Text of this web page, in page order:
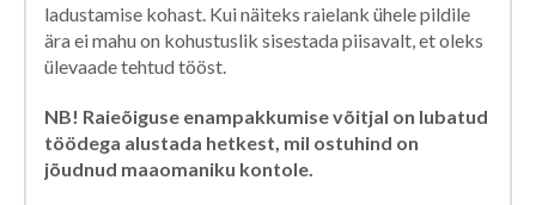
ladustamise kohast. Kui näiteks raielank ühele pildile
ära ei mahu on kohustuslik sisestada piisavalt, et oleks
ülevaade tehtud tööst.
NB! Raieõiguse enampakkumise võitjal on lubatud
töödega alustada hetkest, mil ostuhind on
jõudnud maaomaniku kontole.